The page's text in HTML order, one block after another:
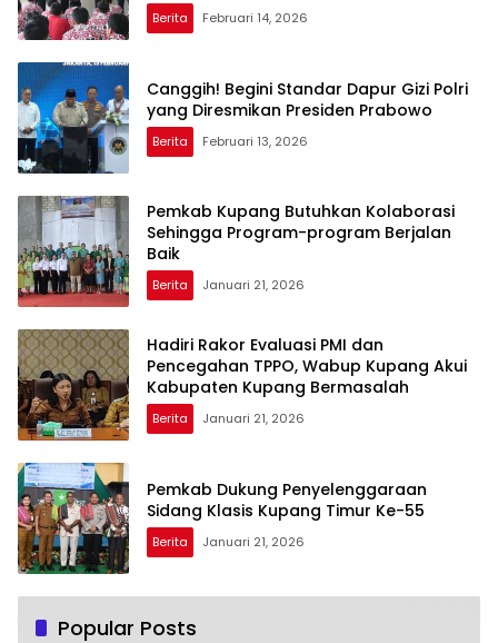
Berita Februari 14, 2026
Canggih! Begini Standar Dapur Gizi Polri
yang Diresmikan Presiden Prabowo
Berita Februari 13, 2026
Pemkab Kupang Butuhkan Kolaborasi
Sehingga Program-program Berjalan
Baik
Berita Januari 21, 2026
Hadiri Rakor Evaluasi PMI dan
Pencegahan TPPO, Wabup Kupang Akui
Kabupaten Kupang Bermasalah
Berita Januari 21, 2026
Pemkab Dukung Penyelenggaraan
Sidang Klasis Kupang Timur Ke-55
Berita Januari 21, 2026
Popular Posts